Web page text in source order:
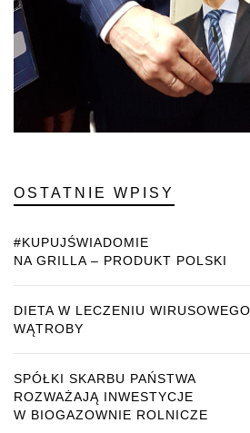
OSTATNIE WPISY
#KUPUJŚWIADOMIE
NA GRILLA – PRODUKT POLSKI
DIETA W LECZENIU
WĄTROBY
SPÓŁKI SKARBU PAŃSTWA
ROZWAŻAJĄ INWESTYCJE
W BIOGAZOWNIE ROLNICZE